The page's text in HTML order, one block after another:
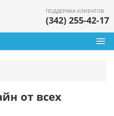
ПОДДЕРЖКА КЛИЕНТОВ
(342) 255-42-17
от всех